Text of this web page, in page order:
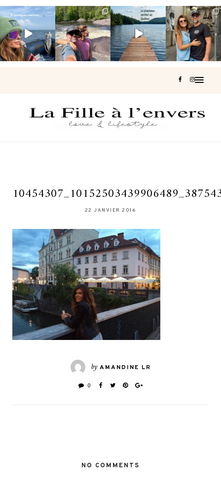
Voir une baleine
en photo, c’est
impressionnant
🐋...
Les Laurentides,
le Québec
version nature.
...
Et si je te disais
qu’il existe un
sentier où tu...
127 37
Montréal, une
très belle
surprise 🇨🇦
453
22 JANVIER 2016
by AMANDINE LR
0
NO COMMENTS